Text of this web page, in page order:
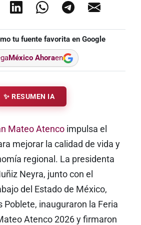
tu fuente favorita en Google
México Ahoraen
✨ RESUMEN IA
Mateo Atencoimpulsa el
mejorar la calidad de vida y
regional. La presidenta
Neyra, junto con el
del Estado de México,
Poblete, inauguraron la Feria
Atenco 2026 y firmaron